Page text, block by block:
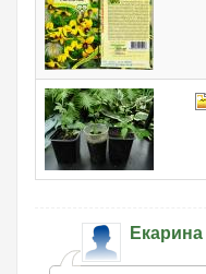
Екарина